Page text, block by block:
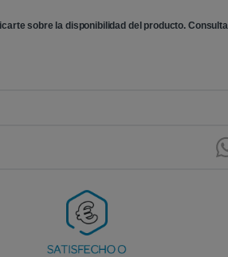
sobre la disponibilidad del producto.